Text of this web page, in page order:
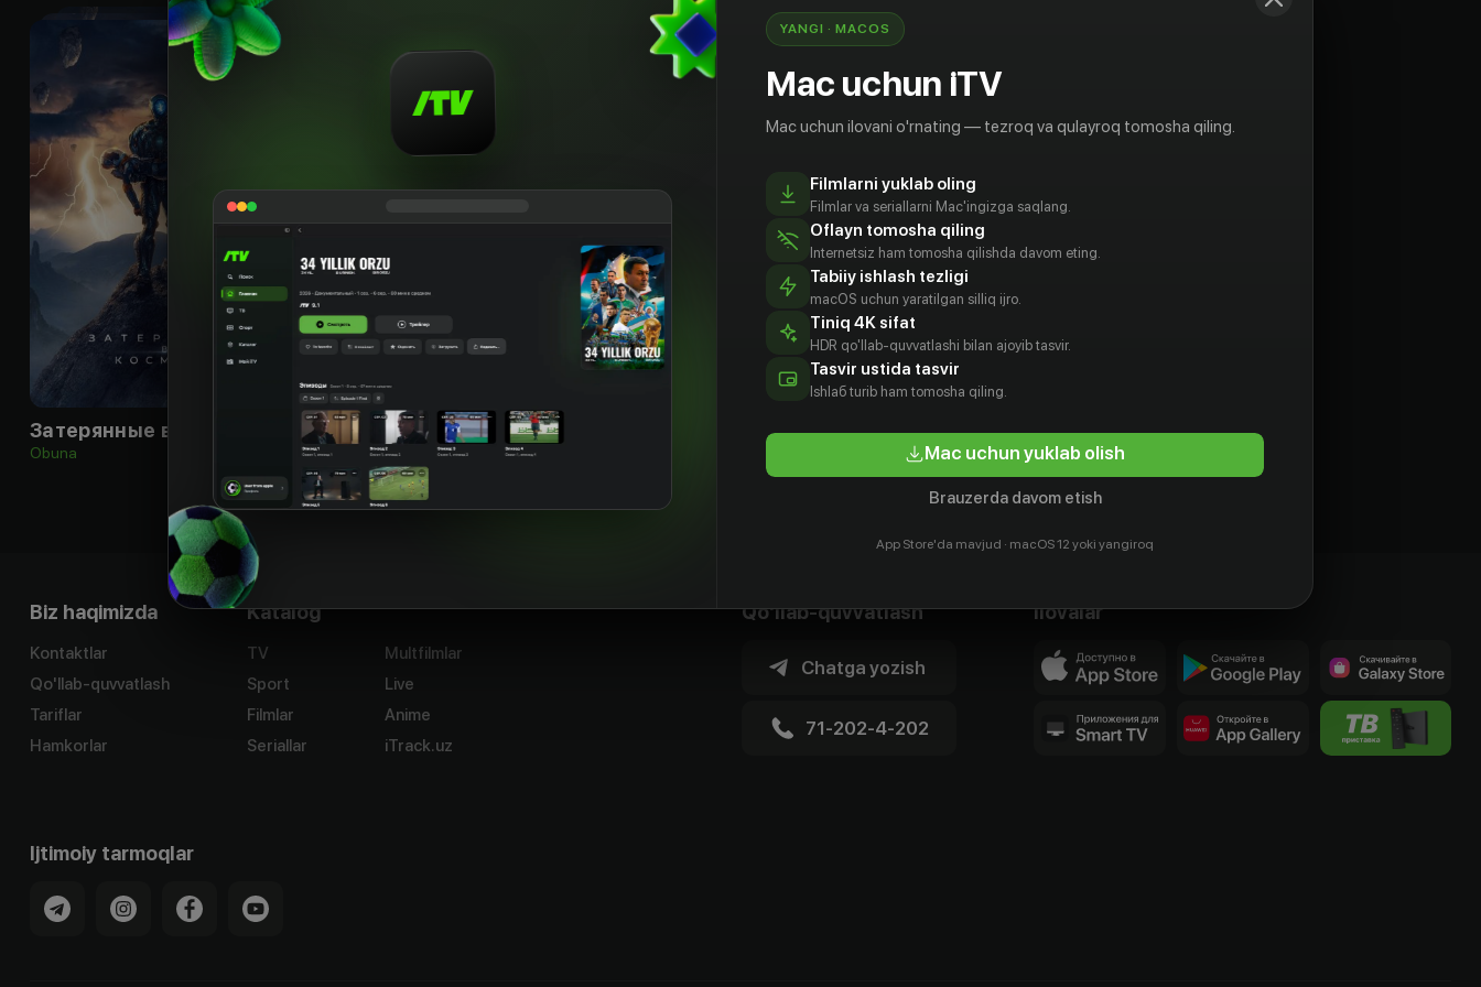
Затерянные в космосе
Obuna
Искатель
Obuna
18+
Кит
Bepul
Biz haqimizda
Kontaktlar
Qo'llab-quvvatlash
Tariflar
Hamkorlar
Katalog
TV
Sport
Filmlar
Seriallar
Multfilmlar
Live
Anime
iTrack.uz
Qo'llab-quvvatlash
Chatga yozish
71-202-4-202
Ilovalar
Ijtimoiy tarmoqlar
YANGI · MACOS
Mac uchun iTV
Mac uchun ilovani o'rnating — tezroq va qulayroq tomosha qiling.
Filmlarni yuklab oling
Filmlar va seriallarni Mac'ingizga saqlang.
Oflayn tomosha qiling
Internetsiz ham tomosha qilishda davom eting.
Tabiiy ishlash tezligi
macOS uchun yaratilgan silliq ijro.
Tiniq 4K sifat
HDR qo'llab-quvvatlashi bilan ajoyib tasvir.
Tasvir ustida tasvir
Ishlаб turib ham tomosha qiling.
Mac uchun yuklab olish
Brauzerda davom etish
App Store'da mavjud · macOS 12 yoki yangiroq